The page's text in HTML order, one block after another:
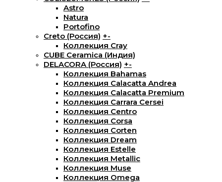
Astro
Natura
Portofino
Creto (Россия) +-
Коллекция Cray
CUBE Ceramica (Индия)
DELACORA (Россия) +-
Коллекция Bahamas
Коллекция Calacatta Andrea
Коллекция Calacatta Premium
Коллекция Carrara Cersei
Коллекция Centro
Коллекция Corsa
Коллекция Corten
Коллекция Dream
Коллекция Estelle
Коллекция Metallic
Коллекция Muse
Коллекция Omega